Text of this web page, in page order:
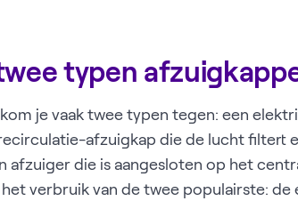
typen
je vaak twee typen tegen: een
afzuigkap die de lucht filtert
afzuiger die is aangesloten op het
het verbruik van de twee populairste: